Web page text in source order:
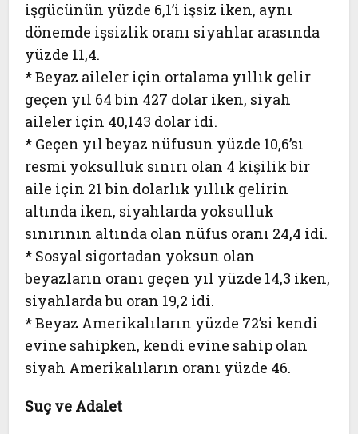
işgücünün yüzde 6,1’i işsiz iken, aynı
dönemde işsizlik oranı siyahlar arasında
yüzde 11,4.
* Beyaz aileler için ortalama yıllık gelir
geçen yıl 64 bin 427 dolar iken, siyah
aileler için 40,143 dolar idi.
* Geçen yıl beyaz nüfusun yüzde 10,6’sı
resmi yoksulluk sınırı olan 4 kişilik bir
aile için 21 bin dolarlık yıllık gelirin
altında iken, siyahlarda yoksulluk
sınırının altında olan nüfus oranı 24,4 idi.
* Sosyal sigortadan yoksun olan
beyazların oranı geçen yıl yüzde 14,3 iken,
siyahlarda bu oran 19,2 idi.
* Beyaz Amerikalıların yüzde 72’si kendi
evine sahipken, kendi evine sahip olan
siyah Amerikalıların oranı yüzde 46.
Suç ve Adalet